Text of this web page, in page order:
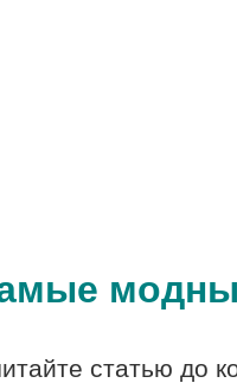
статью до